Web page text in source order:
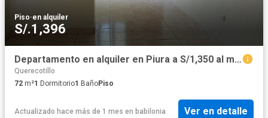
Piso·en alquiler
S/.1,396
Departamento en alquiler en Piura a S/1,350 al mes
Querecotillo
72 m²1 Dormitorio1 BañoPiso
Actualizado hace más de 1 mes en babilonia Ver en detalle